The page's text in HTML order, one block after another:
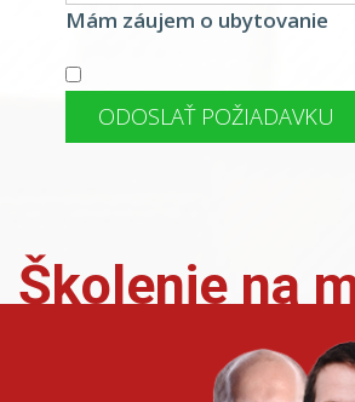
Mám záujem o ubytovanie
ODOSLAŤ POŽIADAVKU
Školenie na